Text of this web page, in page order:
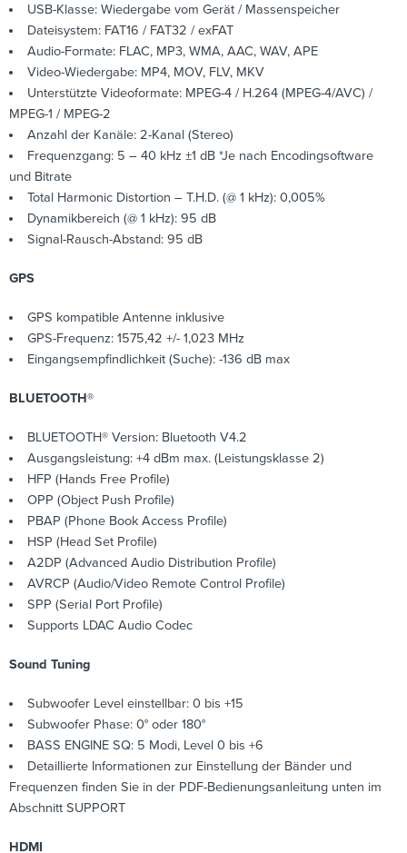
USB-Klasse: Wiedergabe vom Gerät / Massenspeicher
Dateisystem: FAT16 / FAT32 / exFAT
Audio-Formate: FLAC, MP3, WMA, AAC, WAV, APE
Video-Wiedergabe: MP4, MOV, FLV, MKV
Unterstützte Videoformate: MPEG-4 / H.264 (MPEG-4/AVC) /
MPEG-1 / MPEG-2
Anzahl der Kanäle: 2-Kanal (Stereo)
Frequenzgang: 5 – 40 kHz ±1 dB *Je nach Encodingsoftware
und Bitrate
Total Harmonic Distortion – T.H.D. (@ 1 kHz): 0,005%
Dynamikbereich (@ 1 kHz): 95 dB
Signal-Rausch-Abstand: 95 dB
GPS
GPS kompatible Antenne inklusive
GPS-Frequenz: 1575,42 +/- 1,023 MHz
Eingangsempfindlichkeit (Suche): -136 dB max
BLUETOOTH®
BLUETOOTH® Version: Bluetooth V4.2
Ausgangsleistung: +4 dBm max. (Leistungsklasse 2)
HFP (Hands Free Profile)
OPP (Object Push Profile)
PBAP (Phone Book Access Profile)
HSP (Head Set Profile)
A2DP (Advanced Audio Distribution Profile)
AVRCP (Audio/Video Remote Control Profile)
SPP (Serial Port Profile)
Supports LDAC Audio Codec
Sound Tuning
Subwoofer Level einstellbar: 0 bis +15
Subwoofer Phase: 0° oder 180°
BASS ENGINE SQ: 5 Modi, Level 0 bis +6
Detaillierte Informationen zur Einstellung der Bänder und
Frequenzen finden Sie in der PDF-Bedienungsanleitung unten im
Abschnitt SUPPORT
HDMI